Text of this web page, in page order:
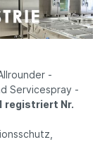
-
Servicespray -
registriert Nr.